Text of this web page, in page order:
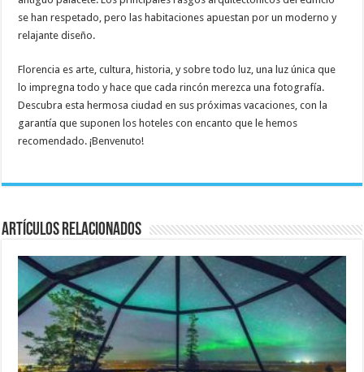
se han respetado, pero las habitaciones apuestan por un moderno y
relajante diseño.
Florencia es arte, cultura, historia, y sobre todo luz, una luz única que
lo impregna todo y hace que cada rincón merezca una fotografía.
Descubra esta hermosa ciudad en sus próximas vacaciones, con la
garantía que suponen los hoteles con encanto que le hemos
recomendado. ¡Benvenuto!
Artículos relacionados